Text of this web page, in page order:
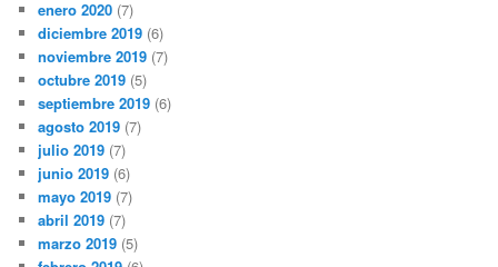
enero 2020 (7)
diciembre 2019 (6)
noviembre 2019 (7)
octubre 2019 (5)
septiembre 2019 (6)
agosto 2019 (7)
julio 2019 (7)
junio 2019 (6)
mayo 2019 (7)
abril 2019 (7)
marzo 2019 (5)